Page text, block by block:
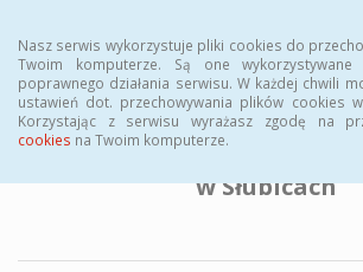
Nasz serwis wykorzystuje pliki cookies do
Twoim komputerze. Są one
poprawnego działania serwisu. W każdej chwili
ustawień dot. przechowywania plików cookies
Korzystając z serwisu wyrażasz zgodę na
cookies na Twoim komputerze.
BIULETYN INFORMACJI
Powiatowego Urzędu
w Słubicach